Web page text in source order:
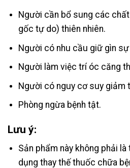
Người cần bổ sung các
gốc tự do) thiên nhiên.
Người có nhu cầu giữ gìn sự
Người làm việc trí óc căng
Người có nguy cơ suy giảm
Phòng ngừa bệnh tật.
Lưu ý:
Sản phẩm này không phải
dụng thay thế thuốc chữa